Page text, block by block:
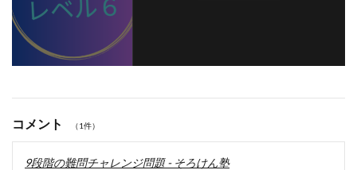
コメント （1件）
9段階の難問チャレンジ問題 - そろけん塾